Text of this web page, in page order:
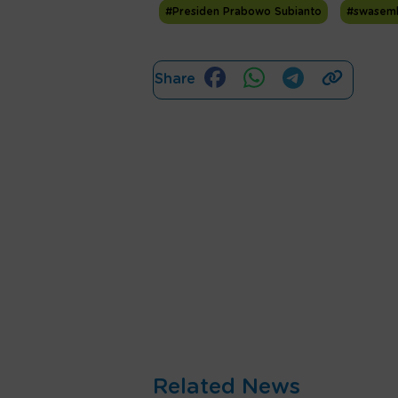
#Presiden Prabowo Subianto
Share
Related News